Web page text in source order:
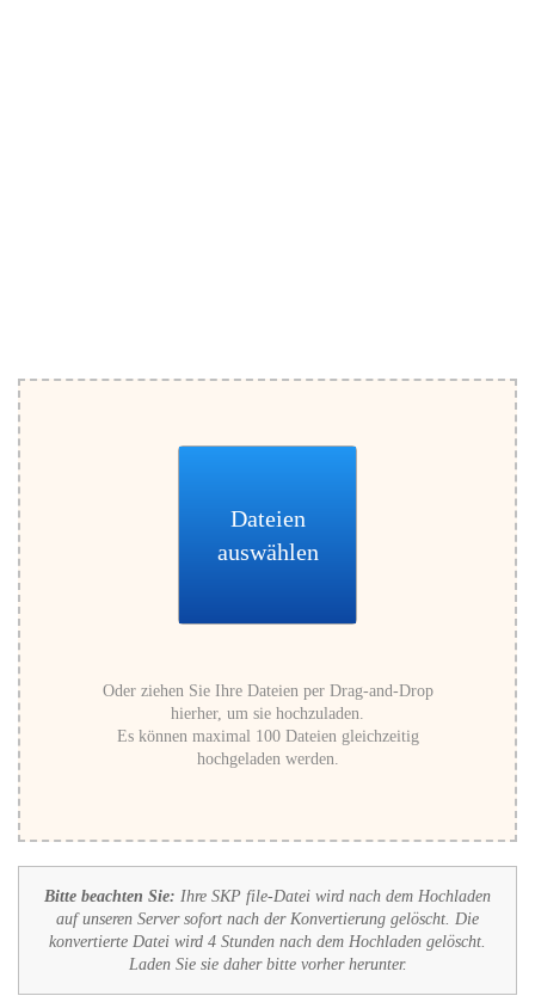
Dateien
auswählen
Oder ziehen Sie Ihre Dateien per Drag-and-Drop
hierher, um sie hochzuladen.
Es können maximal 100 Dateien gleichzeitig
hochgeladen werden.
Bitte beachten Sie: Ihre SKP file-Datei wird nach dem Hochladen
auf unseren Server sofort nach der Konvertierung gelöscht. Die
konvertierte Datei wird 4 Stunden nach dem Hochladen gelöscht.
Laden Sie sie daher bitte vorher herunter.